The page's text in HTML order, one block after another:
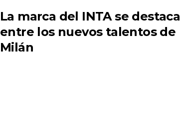
La marca del INTA se destaca
entre los nuevos talentos de
Milán